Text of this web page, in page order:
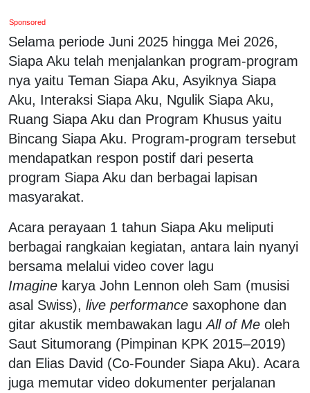
Sponsored
Selama periode Juni 2025 hingga Mei 2026,
Siapa Aku telah menjalankan program-program
nya yaitu Teman Siapa Aku, Asyiknya Siapa
Aku, Interaksi Siapa Aku, Ngulik Siapa Aku,
Ruang Siapa Aku dan Program Khusus yaitu
Bincang Siapa Aku. Program-program tersebut
mendapatkan respon postif dari peserta
program Siapa Aku dan berbagai lapisan
masyarakat.
Acara perayaan 1 tahun Siapa Aku meliputi
berbagai rangkaian kegiatan, antara lain nyanyi
bersama melalui video cover lagu
Imagine karya John Lennon oleh Sam (musisi
asal Swiss), live performance saxophone dan
gitar akustik membawakan laguAll of Me oleh
Saut Situmorang (Pimpinan KPK 2015–2019)
dan Elias David (Co-Founder Siapa Aku). Acara
juga memutar video dokumenter perjalanan